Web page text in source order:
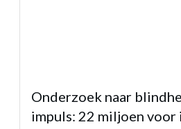
Onderzoek naar
impuls: 22 miljoen voor